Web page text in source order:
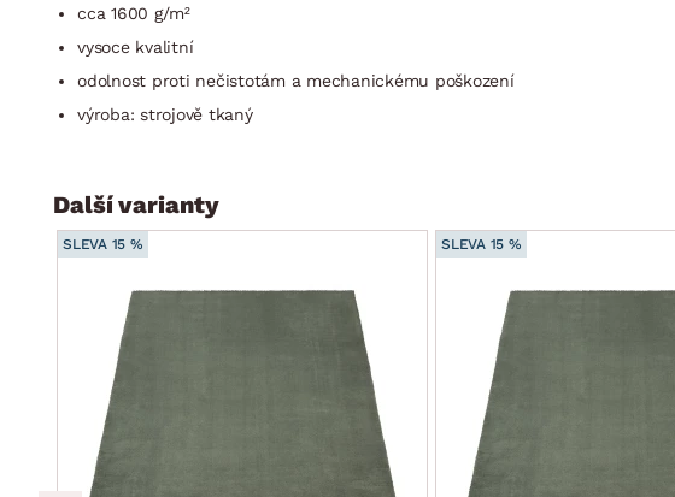
cca 1600 g/m²
vysoce kvalitní
odolnost proti nečistotám a mechanickému poškození
výroba: strojově tkaný
Další varianty
SLEVA 15 % SLEVA 15 %